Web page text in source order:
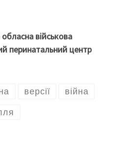
військова
перинатальний центр
версії війна